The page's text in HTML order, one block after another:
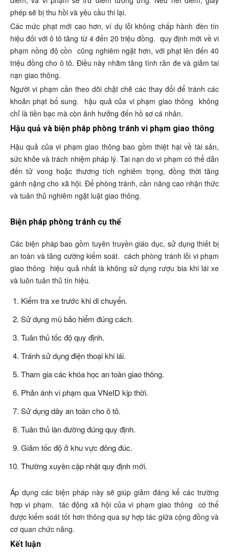
phép sẽ bị thu hồi và yêu cầu thi lại.
Các mức phạt mới cao hơn, ví dụ lỗi không chấp hành đèn tín
hiệu đối với ô tô tăng từ 4 đến 20 triệu đồng. quy định mới về vi
phạm nồng độ cồn cũng nghiêm ngặt hơn, với phạt lên đến 40
triệu đồng cho ô tô. Điều này nhằm tăng tính răn đe và giảm tai
nạn giao thông.
Người vi phạm cần theo dõi chặt chẽ các thay đổi để tránh các
khoản phạt bổ sung.
hậu quả của vi phạm giao thông không
chỉ là tiền bạc mà còn ảnh hưởng đến hồ sơ cá nhân.
Hậu quả và biện pháp phòng tránh vi phạm giao thông
Hậu quả của vi phạm giao thông bao gồm thiệt hại về tài sản,
sức khỏe và trách nhiệm pháp lý. Tai nạn do vi phạm có thể dẫn
đến tử vong hoặc thương tích nghiêm trọng, đồng thời tăng
gánh nặng cho xã hội. Để phòng tránh, cần nâng cao nhận thức
và tuân thủ nghiêm ngặt luật giao thông.
Biện pháp phòng tránh cụ thể
Các biện pháp bao gồm tuyên truyền giáo dục, sử dụng thiết bị
an toàn và tăng cường kiểm soát. cách phòng tránh lỗi vi phạm
giao thông hiệu quả nhất là không sử dụng rượu bia khi lái xe
và luôn tuân thủ tín hiệu.
Kiểm tra xe trước khi di chuyển.
Sử dụng mũ bảo hiểm đúng cách.
Tuân thủ tốc độ quy định.
Tránh sử dụng điện thoại khi lái.
Tham gia các khóa học an toàn giao thông.
Phản ánh vi phạm qua VNeID kịp thời.
Sử dụng dây an toàn cho ô tô.
Tuân thủ làn đường đúng quy định.
Giảm tốc độ ở khu vực đông đúc.
Thường xuyên cập nhật quy định mới.
Áp dụng các biện pháp này sẽ giúp giảm đáng kể các trường
hợp vi phạm. tác động xã hội của vi phạm giao thông có thể
được kiểm soát tốt hơn thông qua sự hợp tác giữa cộng đồng và
cơ quan chức năng.
Kết luận